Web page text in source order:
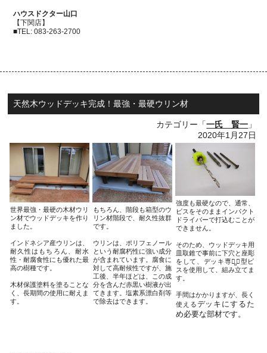
ハウスドクター山口
【下関店】
■TEL: 083-263-2700
天然木ウッドデッキ完成！最強・最硬ウリン材
カテゴリー「一氏 賢一 」
2020年1月27日
世界最強・最硬の木材ウリ
ン材でウッドデッキを作り
ました。
インドネシア産ウリンは、
耐久性はもちろん、耐水
性・耐腐食性にも優れた最
高の樹種です。
木材保護塗料を塗ることな
く、長期間の使用に耐えま
す。
もちろん、階段も箱型のウ
リン材階段で、耐久性抜群
です。
ウリンは、ポリフェノール
という耐腐朽性に強い成分
が含まれています。腐食に
対して高耐候性ですが、施
工後、半年ほどは、この成
分を含んだ赤黒い樹液が出
てきます。塩素系漂白剤等
で除去はできます。
強度も最硬なので、通常、
ビスをそのままインパクト
ドライバーで打込むことが
できません。
そのため、ウッドデッキ用
皿取錐で事前に下穴と座彫
をして、デッキ専用̻▢型ビ
スを使用して、組み立てま
す。
手間はかかりますが、長く
使えるデッキにするた
め必要な部材です。